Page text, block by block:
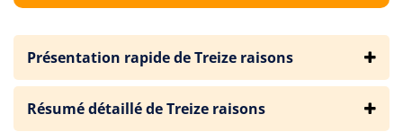
Présentation rapide de Treize raisons
Résumé détaillé de Treize raisons